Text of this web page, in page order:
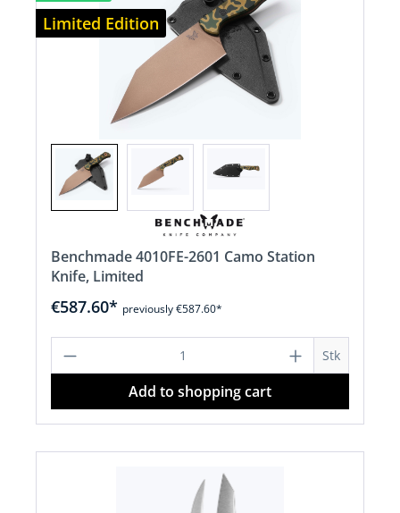
Limited Edition
Benchmade 4010FE-2601 Camo Station
Knife, Limited
€587.60* previously €587.60*
Product Quantity: Enter the desired
Stk
Add to shopping cart